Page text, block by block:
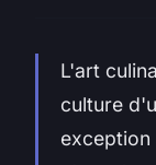
L'art
culture
exception